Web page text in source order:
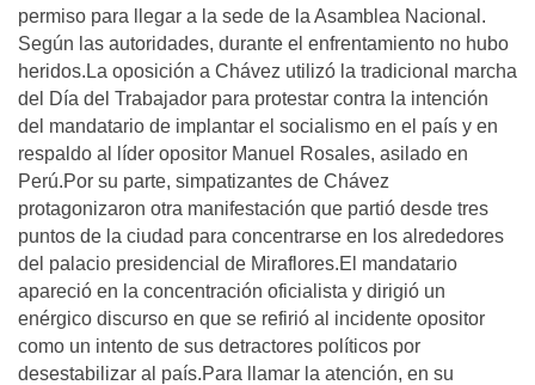
permiso para llegar a la sede de la Asamblea Nacional.
Según las autoridades, durante el enfrentamiento no hubo
heridos.La oposición a Chávez utilizó la tradicional marcha
del Dí­a del Trabajador para protestar contra la intención
del mandatario de implantar el socialismo en el paí­s y en
respaldo al lí­der opositor Manuel Rosales, asilado en
Perú.Por su parte, simpatizantes de Chávez
protagonizaron otra manifestación que partió desde tres
puntos de la ciudad para concentrarse en los alrededores
del palacio presidencial de Miraflores.El mandatario
apareció en la concentración oficialista y dirigió un
enérgico discurso en que se refirió al incidente opositor
como un intento de sus detractores polí­ticos por
desestabilizar al paí­s.Para llamar la atención, en su